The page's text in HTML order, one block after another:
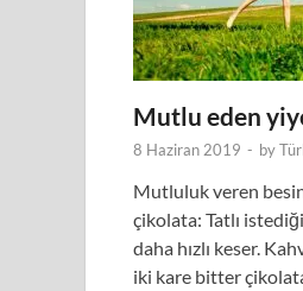
Mutlu eden
8 Haziran 2019 - by
Mutluluk veren
çikolata: Tatlı
daha hızlı keser.
iki kare bitter